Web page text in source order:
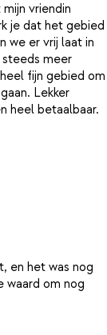
vriendin
je dat het gebied
we er vrij laat in
meer
fijn gebied om
Lekker
en het was nog
waard om nog